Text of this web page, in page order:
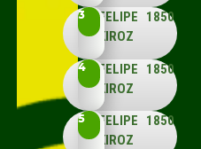
3
FELIPE
KIROZ
1850
4
FELIPE
KIROZ
1850
5
FELIPE
KIROZ
1850